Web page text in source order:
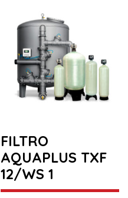
FILTRO
AQUAPLUS TXF
12/WS 1